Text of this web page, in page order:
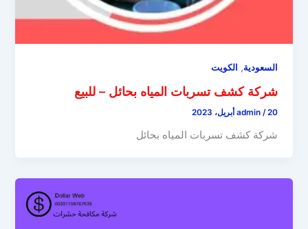
السعودية, الكويت
شركة كشف تسربات المياه بحائل – للبيع
admin /20 أبريل، 2023
شركة كشف تسربات المياه بحائل